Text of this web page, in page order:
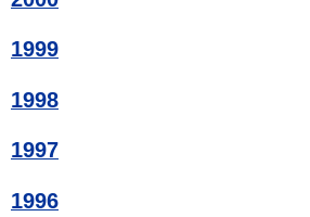
1999
1998
1997
1996